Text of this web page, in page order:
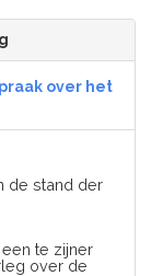
over het
de stand der
te zijner
over de